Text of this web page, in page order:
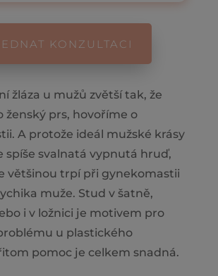
KONZULTACI
žláza u mužů zvětší tak, že
ženský prs, hovoříme o
A protože ideál mužské krásy
spíše svalnatá vypnutá hruď,
většinou trpí při gynekomastii
muže. Stud v šatně,
i v ložnici je motivem pro
u plastického
pomoc je celkem snadná.